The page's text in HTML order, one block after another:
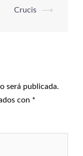
Crucis
⟶
será publicada.
con *